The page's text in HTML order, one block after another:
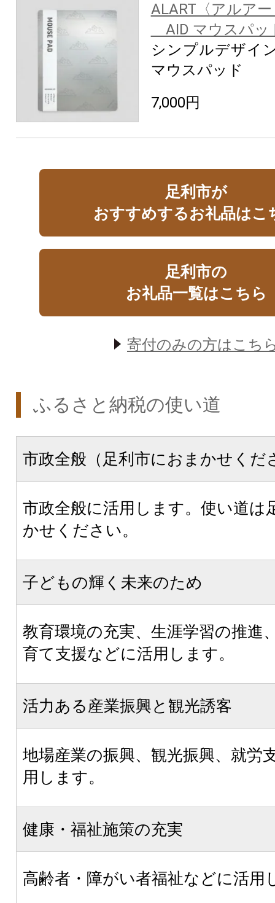
ALART〈アルア
AID マウスパ
シンプルデザイ
マウスパッド
7,000円
足利市が
おすすめするお礼品はこ
足利市の
お礼品一覧はこちら
寄付のみの方はこち
ふるさと納税の使い道
市政全般（足利市におまかせくだ
市政全般に活用します。使い道は
かせください。
子どもの輝く未来のため
教育環境の充実、生涯学習の推進
育て支援などに活用します。
活力ある産業振興と観光誘客
地場産業の振興、観光振興、就労
用します。
健康・福祉施策の充実
高齢者・障がい者福祉などに活用